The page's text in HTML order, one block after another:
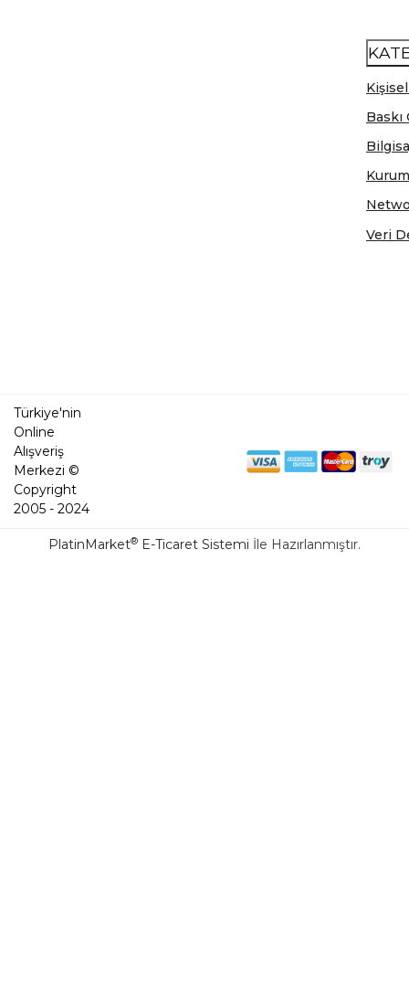
Veri
Türkiye'nin
Online
Alışveriş
Merkezi ©
Copyright
2005 - 2024
PlatinMarket® E-Ticaret Sistemi İle Hazırlanmıştır.